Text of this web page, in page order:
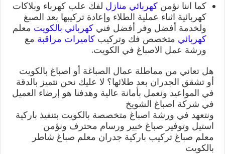
كما اننا نؤمنكهربائي منازل لفك علب كهرباء وبلاكات
كهربائية اثناء عملية الطلاء وإعادة تركيبها بعد الصبغ
ولخدمة أفضل وفر أفضل فنيكهربائي بالكويت معلم
كهربائي متخصص فك وتركيبكاميرات مراقبة مع
ورشة عمل الاصباغ في الكويت.
هل تعاني من مماطلة عمال الصباغة أو اصباغ بالكويت
أو تشقق الجدران بعد طلائها؟ لا عليك نحن نتميز بالدقة
في المواعيد ونعمل بأمانة عالية وهدفنا هو إرضاء العميل
في شركة اصباغ الشويخ
ونتعهد في ورشة اصباغ متخصصة بالكويت بتنفيذ باركية
استيل وتوفير صباغ خبير ورسام محترف ونؤمن
معلم صباغ تركيب باركية جدران معلم صباغ شاطر
بالكويت